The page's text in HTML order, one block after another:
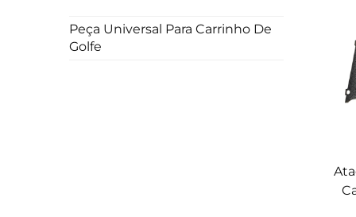
Peça Universal Para Carrinho De
Golfe